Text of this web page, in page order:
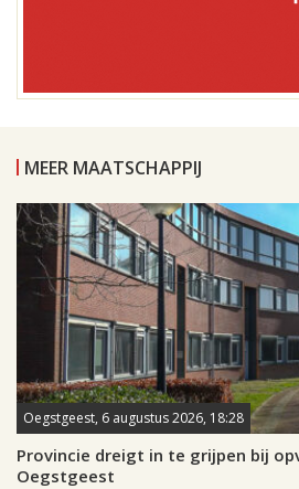
MEER MAATSCHAPPIJ
Oegstgeest, 6 augustus 2026, 18:28
Provincie dreigt in te grijpen bij
Oegstgeest